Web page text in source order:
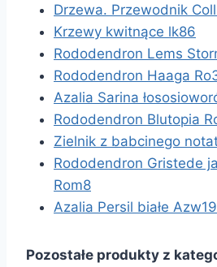
Drzewa. Przewodnik
Krzewy kwitnące lk86
Rododendron Lems
Rododendron Haaga
Azalia Sarina
Rododendron Blutopia
Zielnik z babcinego
Rododendron Gristede
Rom8
Azalia Persil białe Azw19
Pozostałe produkty z